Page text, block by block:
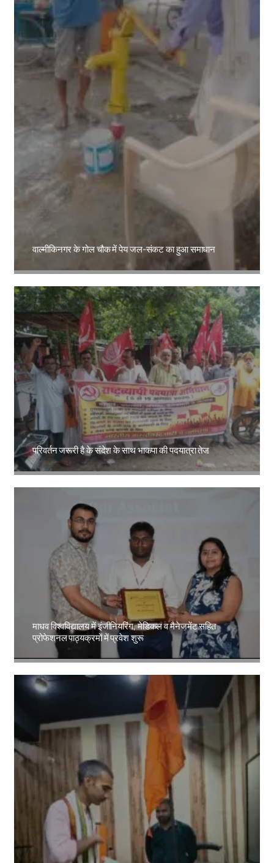
वाल्मीकिनगर के गोल चौक में पेय जल-संकट का हुआ समाधान
परिवर्तन जरूरी है के संदेश के साथ भाकपा की पदयात्रा तेज
Amit Lekh
माधव विश्वविद्यालय में इंजीनियरिंग, मेडिकल व मैनेजमेंट सहित
प्रोफेशनल पाठ्यक्रमों में प्रवेश शुरू
Amit Lekh